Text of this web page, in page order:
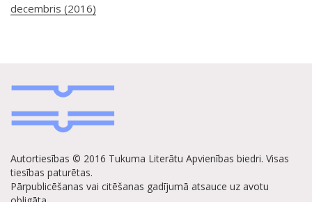
decembris (2016)
Autortiesības © 2016 Tukuma Literātu Apvienības biedri. Visas
tiesības paturētas.
Pārpublicēšanas vai citēšanas gadījumā atsauce uz avotu